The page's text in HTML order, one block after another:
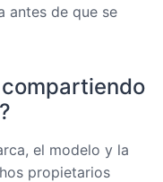
antes de que se
el modelo y la
propietarios